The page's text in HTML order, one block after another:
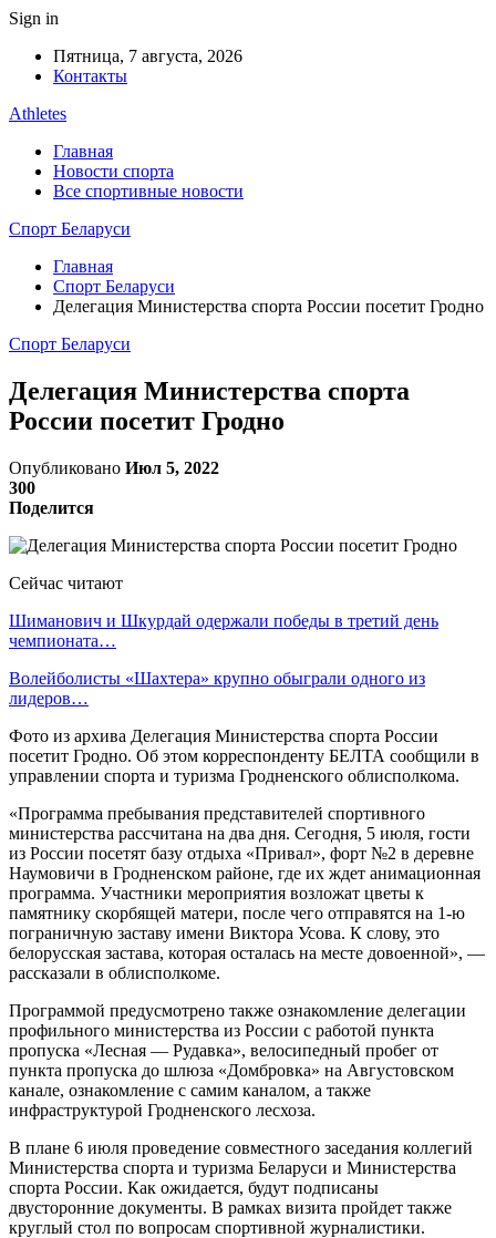
Sign in
Пятница, 7 августа, 2026
Контакты
Athletes
Главная
Новости спорта
Все спортивные новости
Спорт Беларуси
Главная
Спорт Беларуси
Делегация Министерства спорта России посетит Гродно
Спорт Беларуси
Делегация Министерства спорта
России посетит Гродно
Опубликовано Июл 5, 2022
300
Поделится
Сейчас читают
Шиманович и Шкурдай одержали победы в третий день
чемпионата…
Волейболисты «Шахтера» крупно обыграли одного из
лидеров…
Фото из архива Делегация Министерства спорта России
посетит Гродно. Об этом корреспонденту БЕЛТА сообщили в
управлении спорта и туризма Гродненского облисполкома.
«Программа пребывания представителей спортивного
министерства рассчитана на два дня. Сегодня, 5 июля, гости
из России посетят базу отдыха «Привал», форт №2 в деревне
Наумовичи в Гродненском районе, где их ждет анимационная
программа. Участники мероприятия возложат цветы к
памятнику скорбящей матери, после чего отправятся на 1-ю
пограничную заставу имени Виктора Усова. К слову, это
белорусская застава, которая осталась на месте довоенной», —
рассказали в облисполкоме.
Программой предусмотрено также ознакомление делегации
профильного министерства из России с работой пункта
пропуска «Лесная — Рудавка», велосипедный пробег от
пункта пропуска до шлюза «Домбровка» на Августовском
канале, ознакомление с самим каналом, а также
инфраструктурой Гродненского лесхоза.
В плане 6 июля проведение совместного заседания коллегий
Министерства спорта и туризма Беларуси и Министерства
спорта России. Как ожидается, будут подписаны
двусторонние документы. В рамках визита пройдет также
круглый стол по вопросам спортивной журналистики.